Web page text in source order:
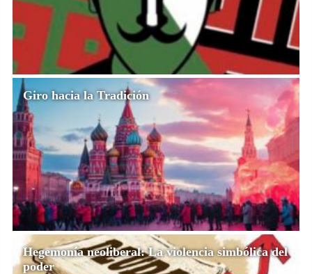
Giro hacia la Tradición
Hegemonía neoliberal: La violencia simbólica del
poder